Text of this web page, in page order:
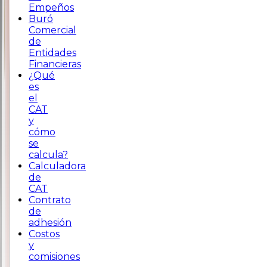
Empeños
Buró
Comercial
de
Entidades
Financieras
¿Qué
es
el
CAT
y
cómo
se
calcula?
Calculadora
de
CAT
Contrato
de
adhesión
Costos
y
comisiones